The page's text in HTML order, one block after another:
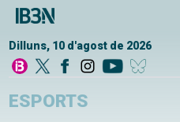
Dilluns, 10 d'agost de 2026
ESPORTS